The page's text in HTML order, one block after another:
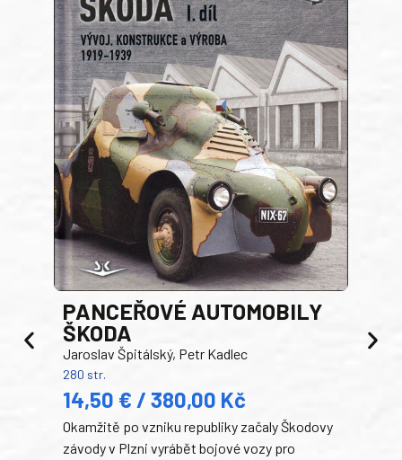
PANCEŘOVÉ AUTOMOBILY
ŠKODA
Jaroslav Špitálský, Petr Kadlec
280 str.
14,50 € / 380,00 Kč
Okamžitě po vzniku republiky začaly Škodovy
závody v Plzni vyrábět bojové vozy pro